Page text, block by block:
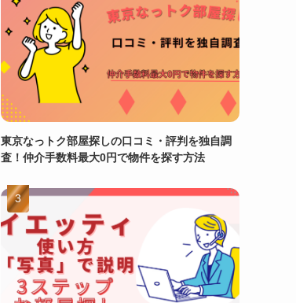
東京なっトク部屋探しの口コミ・評判を独自調
査！仲介手数料最大0円で物件を探す方法